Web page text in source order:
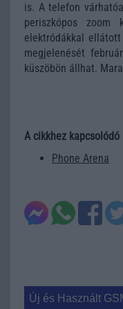
is. A telefon
periszkópos zoom
elektródákkal
megjelenését
küszöbön állhat.
A cikkhez
Phone Arena
Új és Használt